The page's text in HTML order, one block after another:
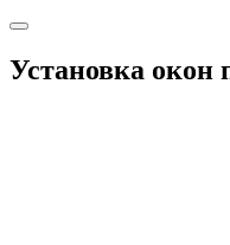
Установка окон